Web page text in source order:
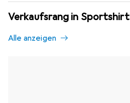
Verkaufsrang in Sportshirt
Alle anzeigen